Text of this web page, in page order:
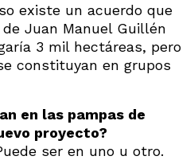
existe un acuerdo que
Juan Manuel Guillén
3 mil hectáreas, pero
constituyan en grupos
en las pampas de
proyecto?
ser en uno u otro.